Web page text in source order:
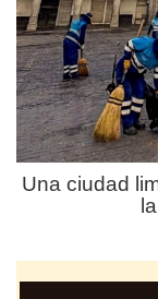
Una ciudad